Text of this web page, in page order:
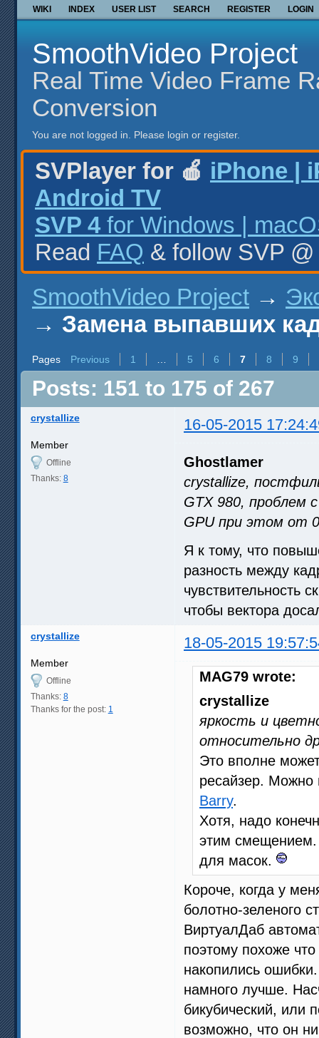
WIKI INDEX USER LIST SEARCH REGISTER LOGIN
SmoothVideo Project
Real Time Video Frame
Conversion
You are not logged in. Please login or register.
SVPlayer for 🍎 iPhone |
Android TV
SVP 4 for Windows |
Read FAQ & follow SVP
SmoothVideo Project →
→ Замена выпавших
Pages Previous 1 5 6 7 8 9
Posts: 151 to 175 of 267
crystallize 16-05-2015
Member
Offline
Thanks: 8
Ghostlamer
crystallize,
GTX 980, проблем
GPU при этом от
Я к тому, что
разность между
чувствительность
чтобы вектора
crystallize 18-05-2015
Member
Offline
Thanks: 8
Thanks for the post: 1
MAG79 wrote:
crystallize
яркость и
относительно
Это вполне
ресайзер. Можно
Barry.
Хотя, надо
этим смещением.
для масок.
Короче, когда у
болотно-зеленого
ВиртуалДаб
поэтому похоже
накопились
намного лучше.
бикубический, или
возможно, что он